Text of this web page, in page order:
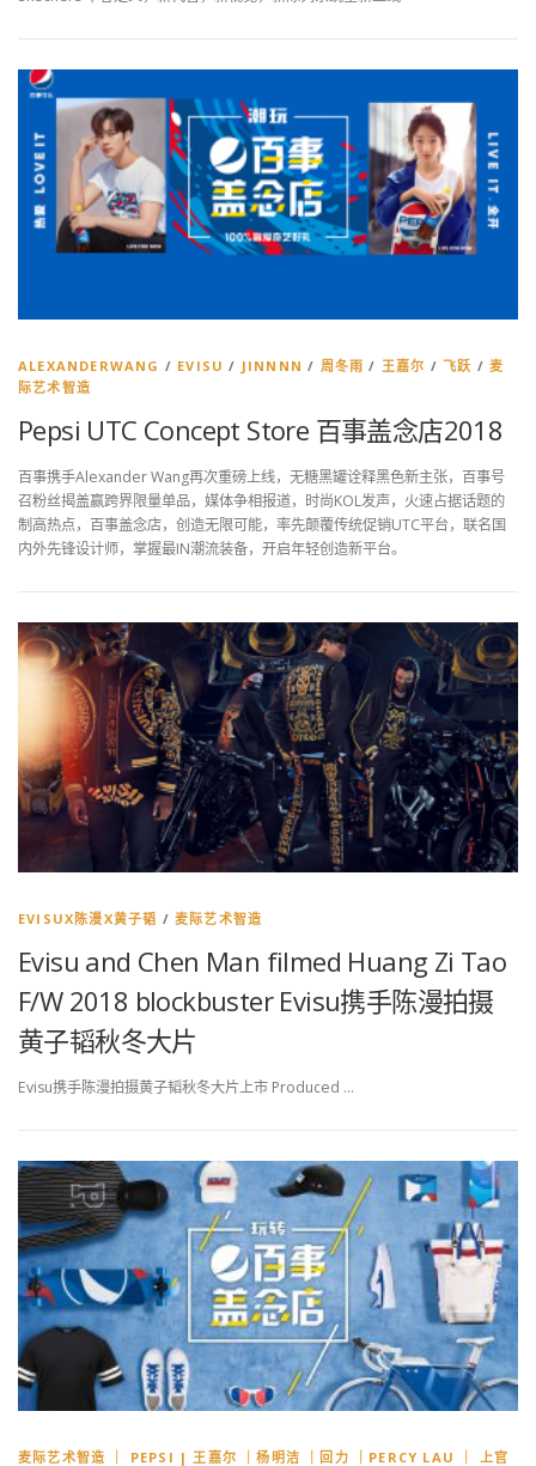
ALEXANDERWANG / EVISU / JINNNN / 周冬雨 / 王嘉尔 /飞跃 /麦
际艺术智造
Pepsi UTC Concept Store 百事盖念店2018
百事携手Alexander Wang再次重磅上线，无糖黑罐诠释黑色新主张，百事号
召粉丝揭盖赢跨界限量单品，媒体争相报道，时尚KOL发声，火速占据话题的
制高热点，百事盖念店，创造无限可能，率先颠覆传统促销UTC平台，联名国
内外先锋设计师，掌握最IN潮流装备，开启年轻创造新平台。
EVISUX陈漫X黄子韬 /麦际艺术智造
Evisu and Chen Man filmed Huang Zi Tao
F/W 2018 blockbuster Evisu携手陈漫拍摄
黄子韬秋冬大片
Evisu携手陈漫拍摄黄子韬秋冬大片上市 Produced …
麦际艺术智造 ｜ PEPSI | 王嘉尔 ｜杨明洁 ｜回力 ｜PERCY LAU ｜ 上官